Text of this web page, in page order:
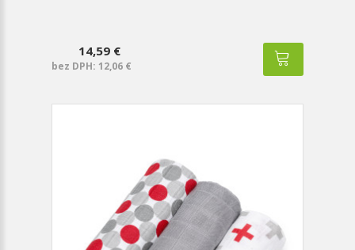
14,59 €
bez DPH: 12,06 €